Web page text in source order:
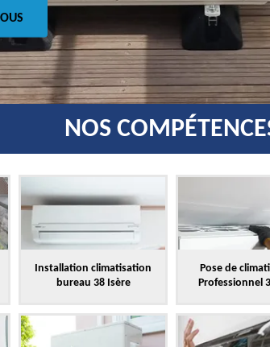
NOS
Installation climatisation
bureau 38 Isère
Pose de
Professionnel